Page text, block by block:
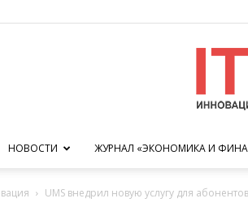
НОВОСТИ ЖУРНАЛ «ЭКОНОМИКА И
UMS внедрил новую услугу для